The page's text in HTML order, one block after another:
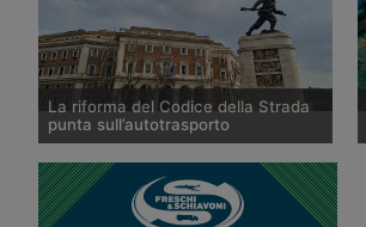
La riforma del Codice della Strada
punta sull’autotrasporto
Il ministero dei Trasporti ha
presentato alla fine di luglio 2026 le
linee della riforma del Codice della